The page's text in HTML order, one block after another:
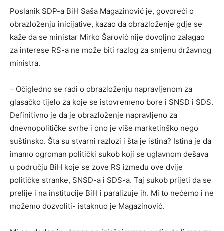
Poslanik SDP-a BiH Saša Magazinović je, govoreći o
obrazloženju inicijative, kazao da obrazloženje gdje se
kaže da se ministar Mirko Šarović nije dovoljno zalagao
za interese RS-a ne može biti razlog za smjenu državnog
ministra.
– Očigledno se radi o obrazloženju napravljenom za
glasačko tijelo za koje se istovremeno bore i SNSD i SDS.
Definitivno je da je obrazloženje napravljeno za
dnevnopolitičke svrhe i ono je više marketinško nego
suštinsko. Šta su stvarni razlozi i šta je istina? Istina je da
imamo ogroman politički sukob koji se uglavnom dešava
u području BiH koje se zove RS između ove dvije
političke stranke, SNSD-a i SDS-a. Taj sukob prijeti da se
prelije i na institucije BiH i paralizuje ih. Mi to nećemo i ne
možemo dozvoliti- istaknuo je Magazinović.